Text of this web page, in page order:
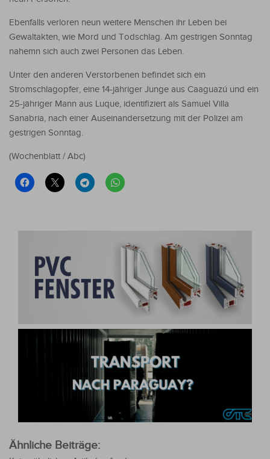
Ebenfalls verloren neun weitere Menschen ihr Leben bei
Gewaltakten, wie Mord und Todschlag. Am gestrigen Sonntag
nahemn sich auch zwei Personen das Leben.
Unter den anderen Verstorbenen befindet sich ein
Stromschlagopfer, eine 14-jähriger Junge aus Caaguazú und ein
25-jähriger Mann aus Luque, identifiziert als Samuel Villa
Sanabria, nach einer Auseinandersetzung mit der Polizei am
gestrigen Sonntag.
(Wochenblatt / Abc)
Ähnliche Beiträge: